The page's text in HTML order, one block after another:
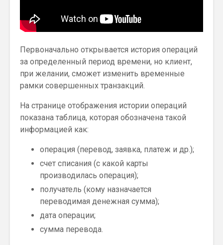
Первоначально открывается история операций
за определенный период времени, но клиент,
при желании, сможет изменить временные
рамки совершенных транзакций.
На странице отображения истории операций
показана таблица, которая обозначена такой
информацией как:
операция (перевод, заявка, платеж и др.);
счет списания (с какой карты
производилась операция);
получатель (кому назначается
переводимая денежная сумма);
дата операции;
сумма перевода.